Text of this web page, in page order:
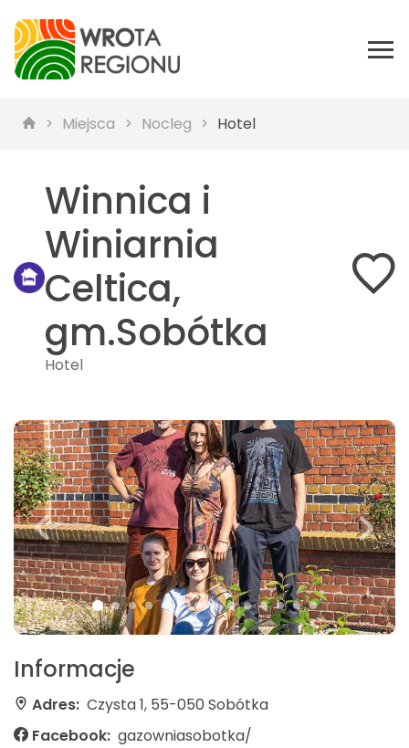
Miejsca Nocleg Hotel
Winnica i
Winiarnia
Celtica,
gm.Sobótka
Hotel
Informacje
Adres: Czysta 1, 55-050 Sobótka
Facebook: gazowniasobotka/